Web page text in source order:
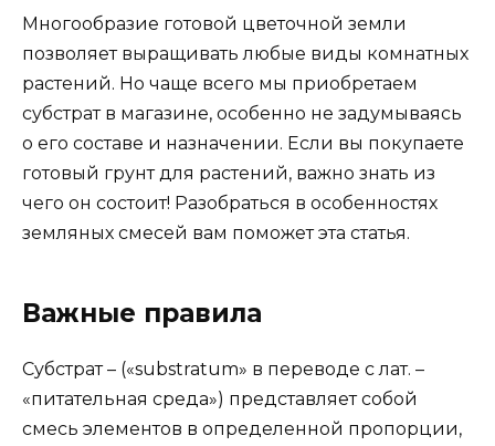
Многообразие готовой цветочной земли
позволяет выращивать любые виды комнатных
растений. Но чаще всего мы приобретаем
субстрат в магазине, особенно не задумываясь
о его составе и назначении. Если вы покупаете
готовый грунт для растений, важно знать из
чего он состоит! Разобраться в особенностях
земляных смесей вам поможет эта статья.
Важные правила
Субстрат – («substratum» в переводе с лат. –
«питательная среда») представляет собой
смесь элементов в определенной пропорции,